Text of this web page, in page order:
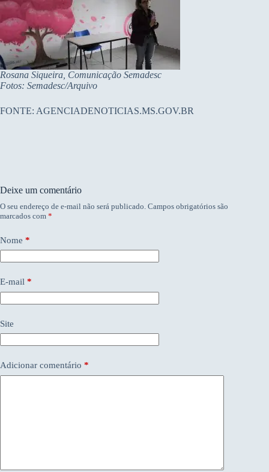
Rosana Siqueira, Comunicação Semadesc
Fotos: Semadesc/Arquivo
FONTE: AGENCIADENOTICIAS.MS.GOV.BR
Deixe um comentário
O seu endereço de e-mail não será publicado. Campos obrigatórios são
marcados com *
Nome *
E-mail *
Site
Adicionar comentário *